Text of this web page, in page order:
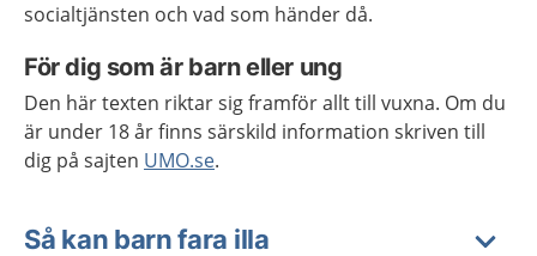
socialtjänsten och vad som händer då.
För dig som är barn eller ung
Den här texten riktar sig framför allt till vuxna. Om du
är under 18 år finns särskild information skriven till
dig på sajten UMO.se.
Så kan barn fara illa